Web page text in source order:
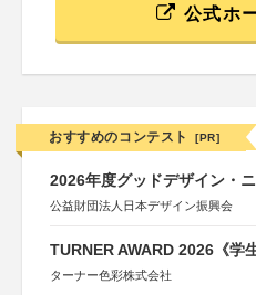
公式ホ
おすすめのコンテスト [PR]
2026年度グッドデザイン・
公益財団法人日本デザイン振興会
TURNER AWARD 2026《学
ターナー色彩株式会社